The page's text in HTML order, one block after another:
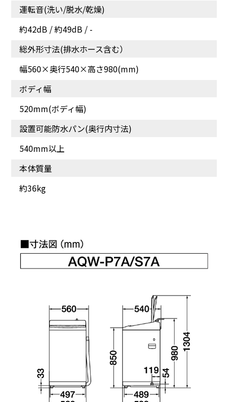
液体洗剤や柔軟剤が入れ
やすい「洗剤投入容器」
4.2㎏まで洗える「毛布コ
ース」
各行程の時間・回数が選
べる「お好み設定」
運転音(洗い/脱水/乾燥)
約42dB / 約49dB / -
総外形寸法(排水ホース含む）
幅560×奥行540×高さ980(mm)
ボディ幅
520mm(ボディ幅)
設置可能防水パン(奥行内寸法)
540mm以上
本体質量
約36kg